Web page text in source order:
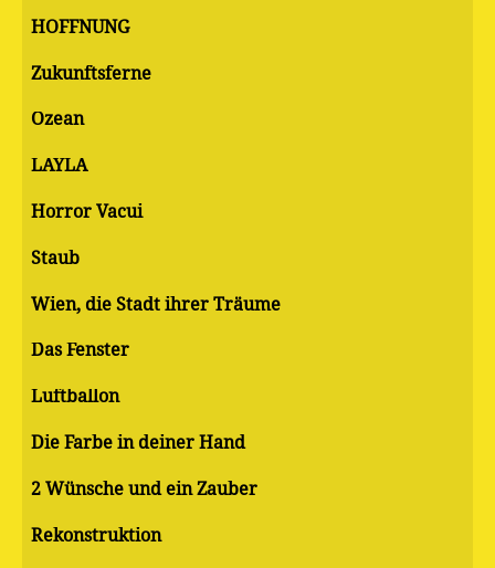
HOFFNUNG
Zukunftsferne
Ozean
LAYLA
Horror Vacui
Staub
Wien, die Stadt ihrer Träume
Das Fenster
Luftballon
Die Farbe in deiner Hand
2 Wünsche und ein Zauber
Rekonstruktion